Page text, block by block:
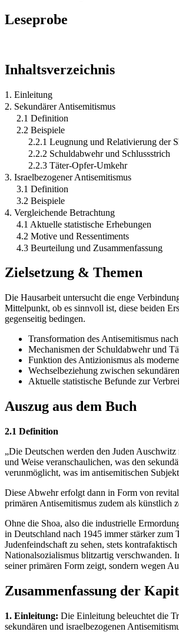
Leseprobe
Inhaltsverzeichnis
1. Einleitung
2. Sekundärer Antisemitismus
2.1 Definition
2.2 Beispiele
2.2.1 Leugnung und Relativierung der
2.2.2 Schuldabwehr und Schlussstrich
2.2.3 Täter-Opfer-Umkehr
3. Israelbezogener Antisemitismus
3.1 Definition
3.2 Beispiele
4. Vergleichende Betrachtung
4.1 Aktuelle statistische Erhebungen
4.2 Motive und Ressentiments
4.3 Beurteilung und Zusammenfassung
Zielsetzung & Themen
Die Hausarbeit untersucht die enge
Mittelpunkt, ob es sinnvoll ist, diese beiden
gegenseitig bedingen.
Transformation des Antisemitismus
Mechanismen der Schuldabwehr und
Funktion des Antizionismus als
Wechselbeziehung zwischen
Aktuelle statistische Befunde zur
Auszug aus dem Buch
2.1 Definition
„Die Deutschen werden den Juden
und Weise veranschaulichen, was den
verunmöglicht, was im antisemitischen
Diese Abwehr erfolgt dann in Form von
primären Antisemitismus zudem als künstlich
Ohne die Shoa, also die industrielle
in Deutschland nach 1945 immer stärker zum
Judenfeindschaft zu sehen, stets
Nationalsozialismus blitzartig verschwanden.
seiner primären Form zeigt, sondern wegen
Zusammenfassung der
1. Einleitung: Die Einleitung beleuchtet die
sekundären und israelbezogenen